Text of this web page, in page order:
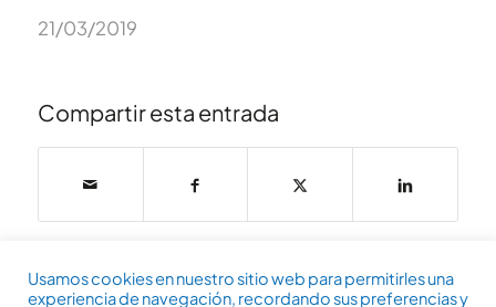
21/03/2019
Compartir esta entrada
Usamos cookies en nuestro sitio web para permitirles una
experiencia de navegación, recordando sus preferencias y